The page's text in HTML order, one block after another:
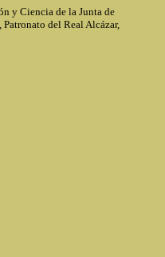
y Ciencia de la Junta de
del Real Alcázar,